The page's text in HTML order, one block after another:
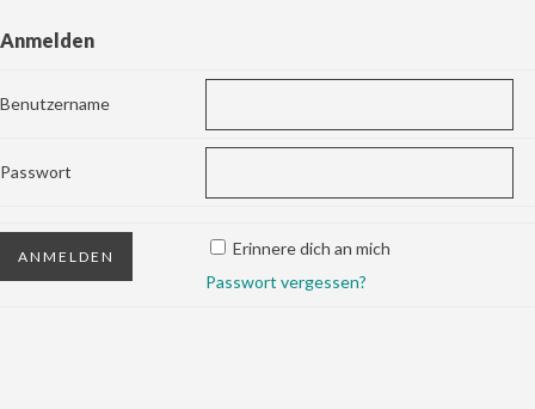
Anmelden
Benutzername
Passwort
Erinnere dich an mich
Passwort vergessen?